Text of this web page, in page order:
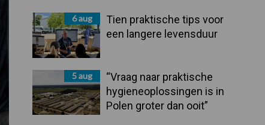
6 aug
Tien praktische tips voor
een langere levensduur
5 aug
“Vraag naar praktische
hygieneoplossingen is in
Polen groter dan ooit”